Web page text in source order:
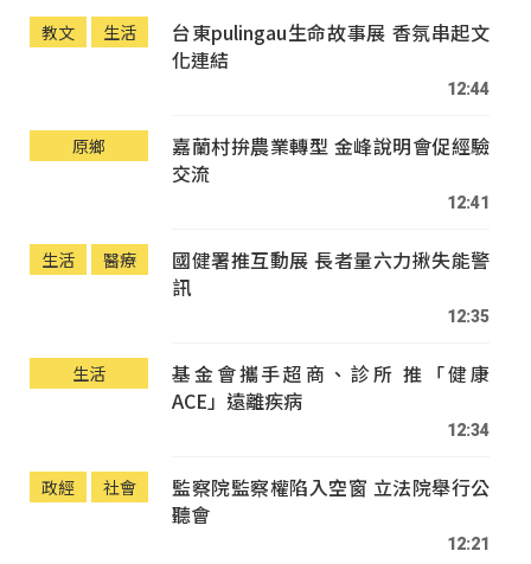
教文 生活
台東pulingau生命故事展 香氛串起文
化連結
12:44
原鄉
嘉蘭村拚農業轉型 金峰說明會促經驗
交流
12:41
生活 醫療
國健署推互動展 長者量六力揪失能警
訊
12:35
生活
基金會攜手超商、診所 推「健康
ACE」遠離疾病
12:34
政經 社會
監察院監察權陷入空窗 立法院舉行公
聽會
12:21